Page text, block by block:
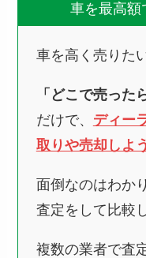
車を最高額
車を高く売りた
「どこで売った
だけで、 ディー
取りや売却しよ
面倒なのはわか
査定をして比較
複数の業者で査